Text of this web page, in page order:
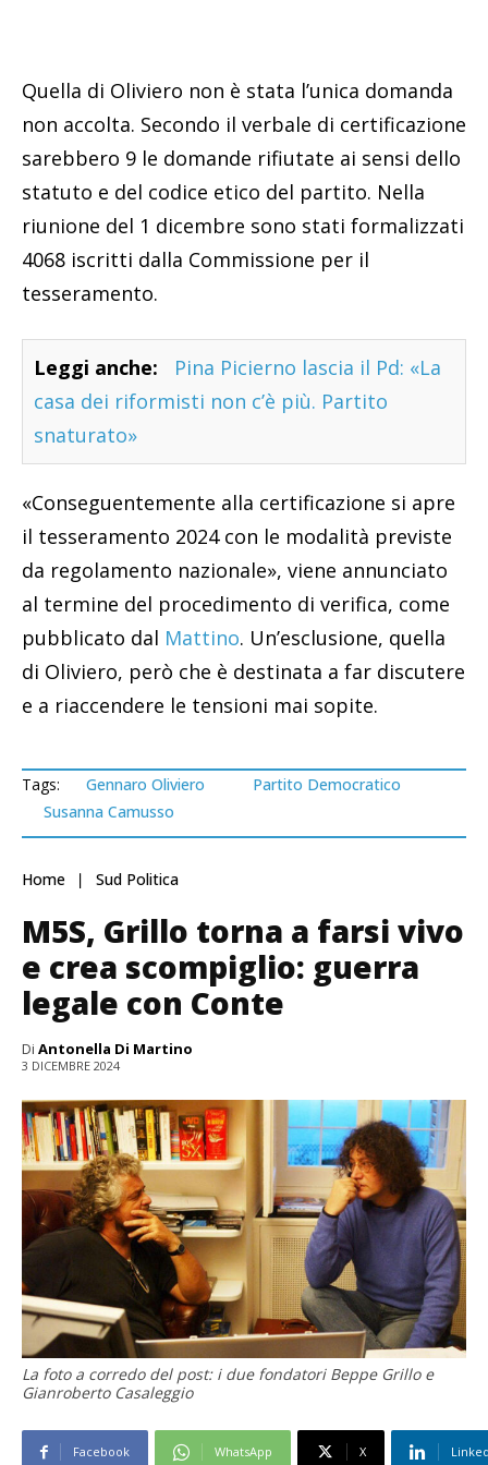
Quella di Oliviero non è stata l’unica domanda
non accolta. Secondo il verbale di certificazione
sarebbero 9 le domande rifiutate ai sensi dello
statuto e del codice etico del partito. Nella
riunione del 1 dicembre sono stati formalizzati
4068 iscritti dalla Commissione per il
tesseramento.
Leggi anche:
Pina Picierno lascia il Pd: «La
casa dei riformisti non c’è più. Partito
snaturato»
«Conseguentemente alla certificazione si apre
il tesseramento 2024 con le modalità previste
da regolamento nazionale», viene annunciato
al termine del procedimento di verifica, come
pubblicato dal Mattino. Un’esclusione, quella
di Oliviero, però che è destinata a far discutere
e a riaccendere le tensioni mai sopite.
Tags: Gennaro Oliviero
Partito Democratico
Susanna Camusso
Home Sud Politica
M5S, Grillo torna a farsi vivo
e crea scompiglio: guerra
legale con Conte
Di Antonella Di Martino
3 DICEMBRE 2024
La foto a corredo del post: i due fondatori Beppe Grillo e
Gianroberto Casaleggio
Facebook WhatsApp X